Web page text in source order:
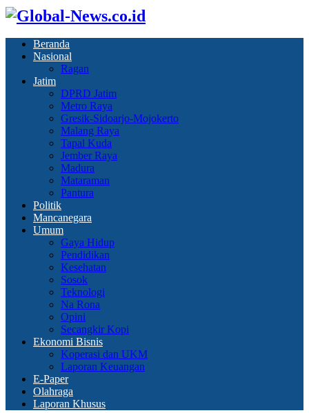
Beranda
Nasional
Ragan
Jatim
DPRD Jatim
Metro Raya
Gresik-Sidoarjo-Mojokerto
Malang Raya
Tapal Kuda
Jember Raya
Madura
Mataraman
Pantura
Politik
Mancanegara
Umum
Gaya Hidup
Pendidikan
Kesehatan
Sosok
Teknologi
Na Rona
Opini
Secangkir Kopi
Ekonomi Bisnis
Koperasi dan UKM
Laporan Keuangan
E-Paper
Olahraga
Laporan Khusus